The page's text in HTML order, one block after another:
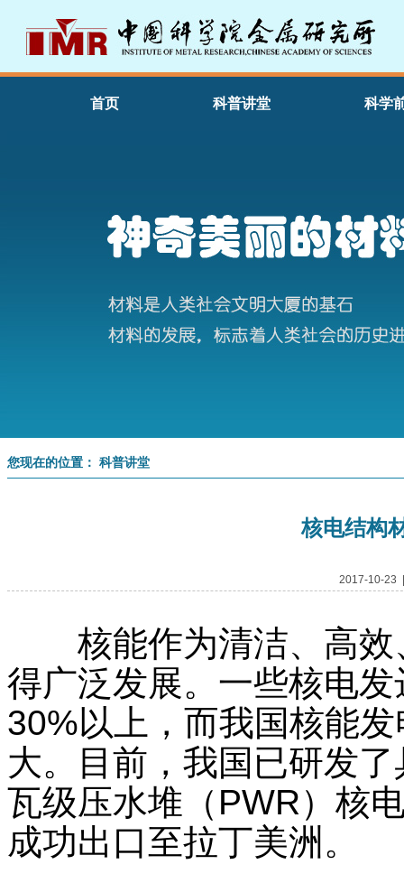
首页 科普讲堂 科学
您现在的位置： 科普讲堂
核电结构
2017-10-
核能作为清洁、高效
得广泛发展。一些核电
30%以上，而我国核能
大。目前，我国已研发
瓦级压水堆（PWR）核
成功出口至拉丁美洲。